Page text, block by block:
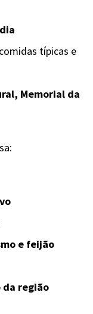
típicas e
Memorial da
e feijão
região